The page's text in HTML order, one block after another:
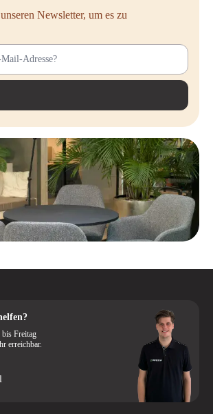
Newsletter, um es zu
Freitag
erreichbar.